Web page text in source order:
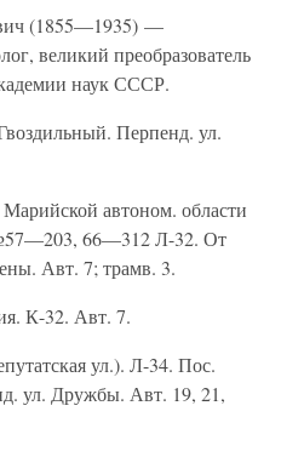
(1855—1935) —
великий преобразователь
наук СССР.
Перпенд. ул.
Марийской автоном. области
66—312 Л-32. От
Авт. 7; трамв. 3.
К-32. Авт. 7.
ул.). Л-34. Пос.
ул. Дружбы. Авт. 19, 21,